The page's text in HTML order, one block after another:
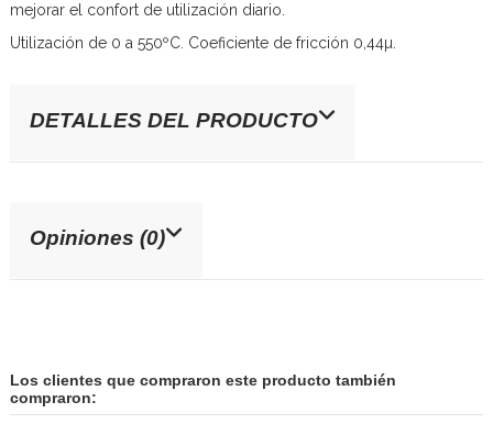
mejorar el confort de utilización diario.
Utilización de 0 a 550ºC. Coeficiente de fricción 0,44µ.
DETALLES DEL PRODUCTO
Opiniones (0)
Los clientes que compraron este producto también
compraron: